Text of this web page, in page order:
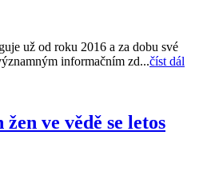
už od roku 2016 a za dobu své
informačním zd...číst dál
ve vědě se letos